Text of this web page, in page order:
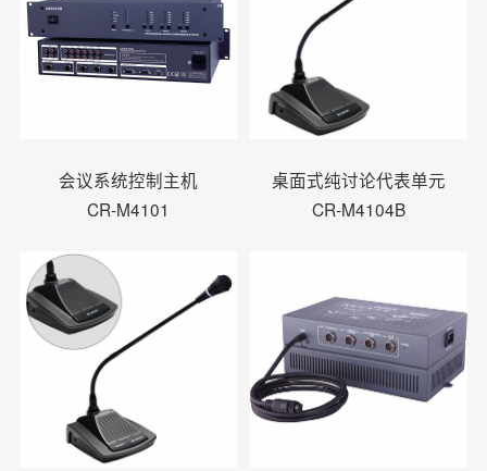
会议系统控制主机
CR-M4101
桌面式纯讨论代表单元
CR-M4104B